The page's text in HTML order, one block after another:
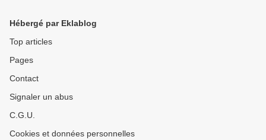
Hébergé par Eklablog
Top articles
Pages
Contact
Signaler un abus
C.G.U.
Cookies et données personnelles